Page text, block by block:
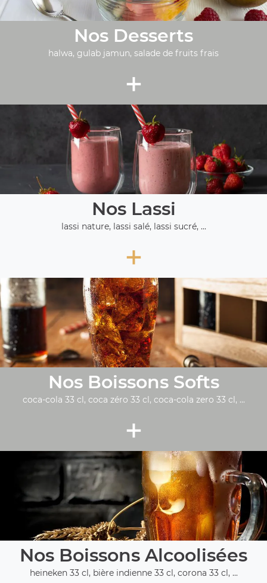
Nos Desserts
halwa, gulab jamun, salade de fruits frais
+
Nos Lassi
lassi nature, lassi salé, lassi sucré, ...
+
Nos Boissons Softs
coca-cola 33 cl, coca zéro 33 cl, coca-cola zero 33 cl, ...
+
Nos Boissons Alcoolisées
heineken 33 cl, bière indienne 33 cl, corona 33 cl, ...